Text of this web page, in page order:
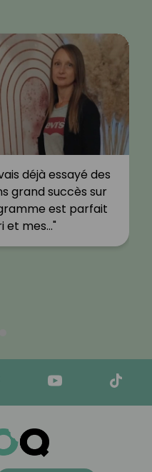
déjà essayé des
grand succès sur
est parfait
et mes…"